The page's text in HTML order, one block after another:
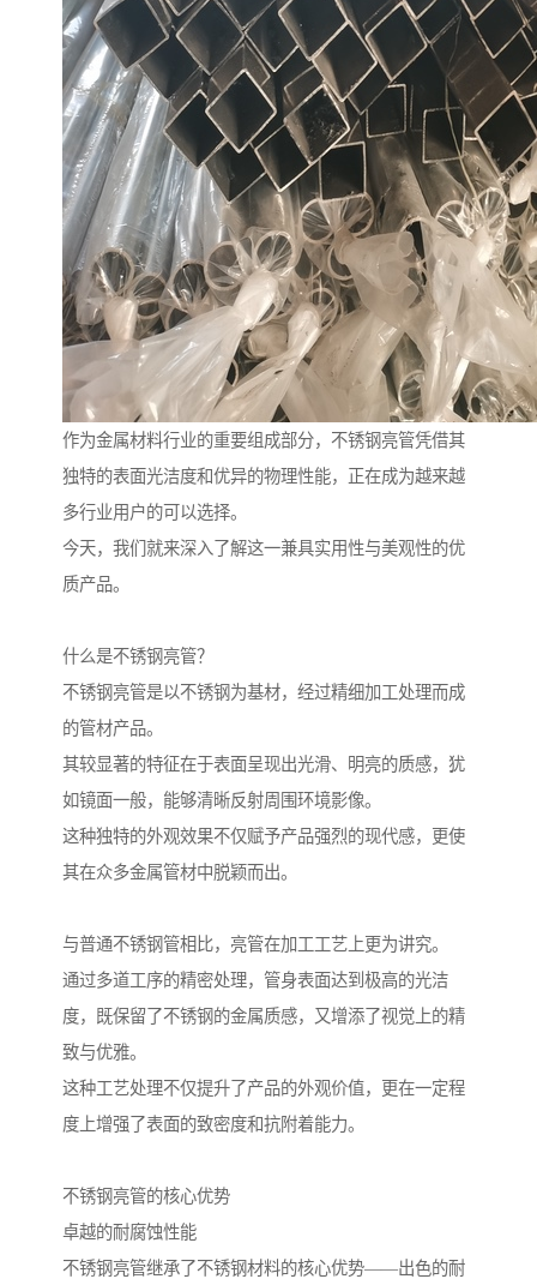
作为金属材料行业的重要组成部分，不锈钢亮管凭借其
独特的表面光洁度和优异的物理性能，正在成为越来越
多行业用户的可以选择。
今天，我们就来深入了解这一兼具实用性与美观性的优
质产品。
什么是不锈钢亮管？
不锈钢亮管是以不锈钢为基材，经过精细加工处理而成
的管材产品。
其较显著的特征在于表面呈现出光滑、明亮的质感，犹
如镜面一般，能够清晰反射周围环境影像。
这种独特的外观效果不仅赋予产品强烈的现代感，更使
其在众多金属管材中脱颖而出。
与普通不锈钢管相比，亮管在加工工艺上更为讲究。
通过多道工序的精密处理，管身表面达到极高的光洁
度，既保留了不锈钢的金属质感，又增添了视觉上的精
致与优雅。
这种工艺处理不仅提升了产品的外观价值，更在一定程
度上增强了表面的致密度和抗附着能力。
不锈钢亮管的核心优势
卓越的耐腐蚀性能
不锈钢亮管继承了不锈钢材料的核心优势——出色的耐